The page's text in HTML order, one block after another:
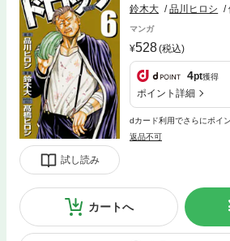
試し読み
鈴木大 品川ヒロシ
マンガ
528(税込)
4pt獲得
ポイント詳細
dカード利用でさらにポイ
返品不可
カートへ